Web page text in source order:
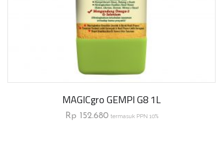
MAGICgro GEMPI G8 1L
Rp 152.680 termasuk PPN 10%